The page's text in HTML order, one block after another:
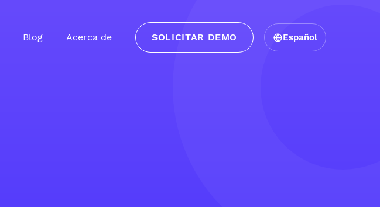
Blog Acerca de SOLICITAR DEMO Español